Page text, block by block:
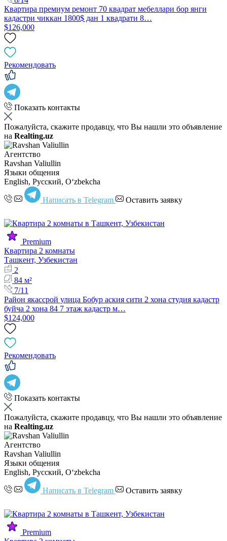
Квартира премиум ремонт 70 квадрат мебеллари бор янги
кадастри чиккан 1800$ дан 1 квадрати 8…
$126,000
Рекомендовать
Показать контакты
Пожалуйста, скажите продавцу, что Вы нашли это объявление
на Realting.uz
Агентство
Ravshan Valiullin
Языки общения
English, Русский, Oʻzbekcha
Написать в Telegram Оставить заявку
Premium
Квартира 2 комнаты
Ташкент, Узбекистан
2
84 м²
7/11
Район якассрой улица Бобур аския сити 2 хона студия кадастр
буйча 2 хона 84 7 этаж кадастр м…
$124,000
Рекомендовать
Показать контакты
Пожалуйста, скажите продавцу, что Вы нашли это объявление
на Realting.uz
Агентство
Ravshan Valiullin
Языки общения
English, Русский, Oʻzbekcha
Написать в Telegram Оставить заявку
Premium